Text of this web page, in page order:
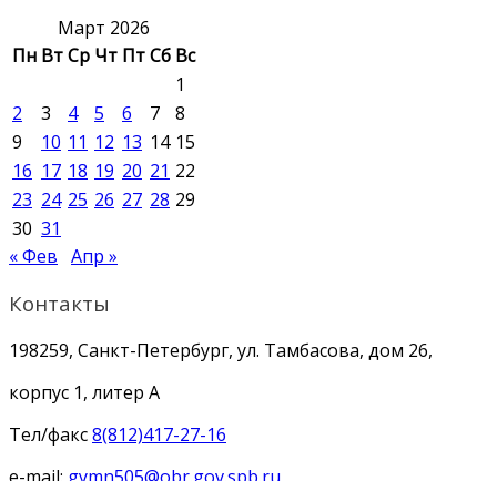
Март 2026
Пн ВтСр Чт ПтСб Вс
1
2
3 4 5 6 7
8
9
10 11 12 13 14 15
16 17 18 19 20 21 22
23 24 25 26 27 28 29
30 31
« Фев Апр »
Контакты
198259, Санкт-Петербург, ул. Тамбасова, дом 26,
корпус 1, литер А
Тел/факс8(812)417-27-16
e-mail: gymn505@obr.gov.spb.ru